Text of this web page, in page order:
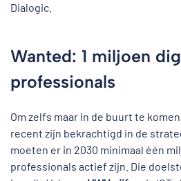
Dialogic.
Wanted: 1 miljoen
professionals
Om zelfs maar in de buurt te
recent zijn bekrachtigd in de
moeten er in 2030 minimaal één
professionals actief zijn. Die